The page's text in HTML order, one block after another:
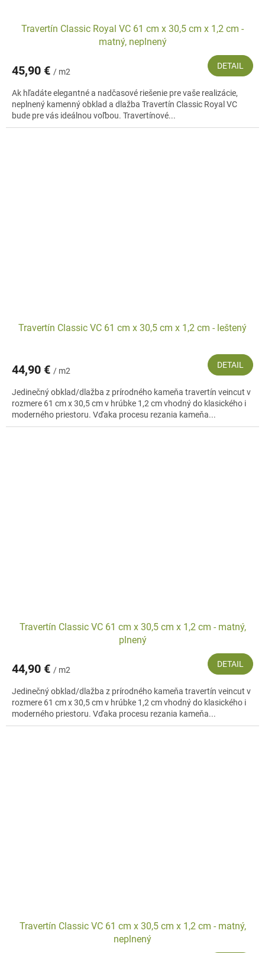
Travertín Classic Royal VC 61 cm x 30,5 cm x 1,2 cm -
matný, neplnený
45,90 € / m2
DETAIL
Ak hľadáte elegantné a nadčasové riešenie pre vaše realizácie,
neplnený kamenný obklad a dlažba Travertín Classic Royal VC
bude pre vás ideálnou voľbou. Travertínové...
Travertín Classic VC 61 cm x 30,5 cm x 1,2 cm - leštený
44,90 € / m2
DETAIL
Jedinečný obklad/dlažba z prírodného kameňa travertín veincut v
rozmere 61 cm x 30,5 cm v hrúbke 1,2 cm vhodný do klasického i
moderného priestoru. Vďaka procesu rezania kameňa...
Travertín Classic VC 61 cm x 30,5 cm x 1,2 cm - matný,
plnený
44,90 € / m2
DETAIL
Jedinečný obklad/dlažba z prírodného kameňa travertín veincut v
rozmere 61 cm x 30,5 cm v hrúbke 1,2 cm vhodný do klasického i
moderného priestoru. Vďaka procesu rezania kameňa...
Travertín Classic VC 61 cm x 30,5 cm x 1,2 cm - matný,
neplnený